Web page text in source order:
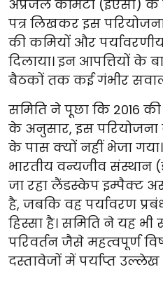
अप्रैजल कमिटी (ईएसी)
पत्र लिखकर इस
की कमियों और
दिलाया। इन आपत्तियों के
बैठकों तक कई गंभीर
समिति ने पूछा कि 2016
के अनुसार, इस
के पास क्यों नहीं भेजा
भारतीय वन्यजीव संस्थान
जा रहा लैंडस्केप इम्पैक्ट
है, जबकि वह पर्यावरण
हिस्सा है। समिति ने यह
परिवर्तन जैसे महत्वपूर्ण
दस्तावेजों में पर्याप्त उल्लेख